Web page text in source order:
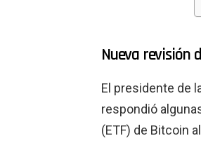
Nueva revisión
El presidente de
respondió
(ETF) de Bitcoin